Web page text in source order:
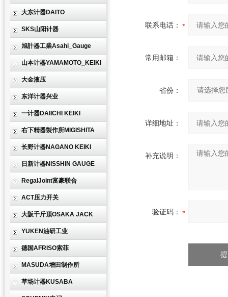
大东计器DAITO
SKS山阳计器
旭計器工業Asahi_Gauge
山本计器YAMAMOTO_KEIKI
大金液压
东洋计器兴业
一计器DAIICHI KEIKI
右下精器製作所MIGISHITA
长野计器NAGANO KEIKI
日新计器NISSHIN GAUGE
RegalJoint富豪联合
ACT压力开关
大阪千斤顶OSAKA JACK
YUKEN油研工业
德国AFRISO索菲
MASUDA增田制作所
草场计器KUSABA
联系电话：
常用邮箱：
省份：
详细地址：
补充说明：
验证码：